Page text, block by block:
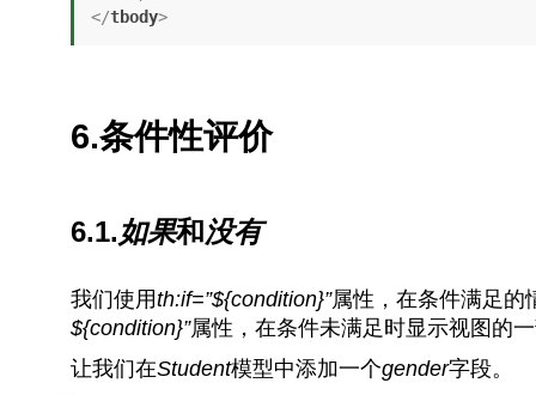
</tbody>
6.条件性评价
6.1.如果和没有
我们使用th:if=”${condition}”属性，在条件满足的
${condition}”属性，在条件未满足时显示视图的
让我们在Student模型中添加一个gender字段。